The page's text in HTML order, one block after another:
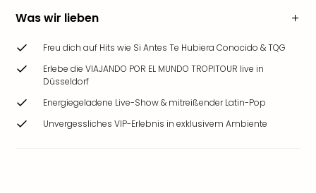
Was wir lieben
Freu dich auf Hits wie Si Antes Te Hubiera Conocido & TQG
Erlebe die VIAJANDO POR EL MUNDO TROPITOUR live in
Düsseldorf
Energiegeladene Live-Show & mitreißender Latin-Pop
Unvergessliches VIP-Erlebnis in exklusivem Ambiente